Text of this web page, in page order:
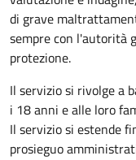
di grave
sempre con l'autorità
protezione.
Il servizio si rivolge a
i 18 anni e alle loro
Il servizio si estende
prosieguo